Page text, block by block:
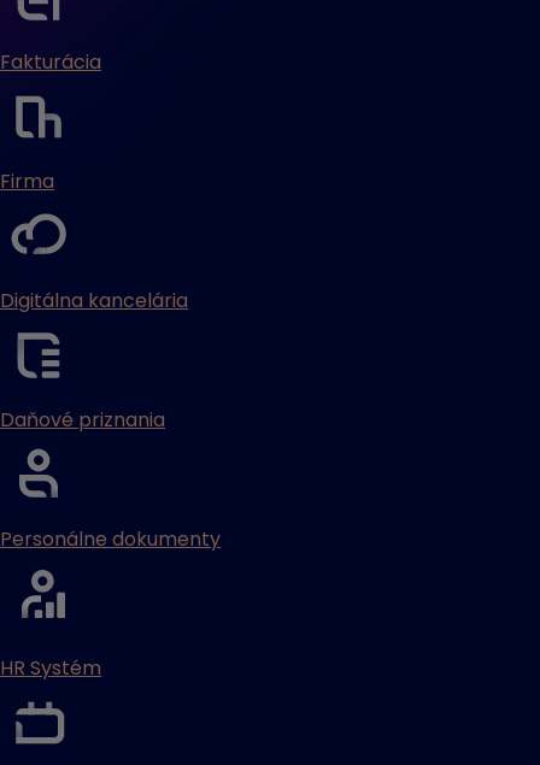
Fakturácia
Firma
Digitálna kancelária
Daňové priznania
Personálne dokumenty
HR Systém